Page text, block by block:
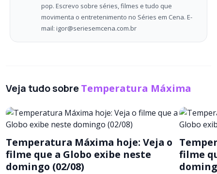
pop. Escrevo sobre séries, filmes e tudo que
movimenta o entretenimento no Séries em Cena. E-
mail: igor@seriesemcena.com.br
Veja tudo sobreTemperatura Máxima
Temperatura Máxima hoje: Veja o
filme que a Globo exibe neste
domingo (02/08)
filme